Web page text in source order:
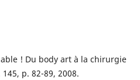
! Du body art à la chirurgie
p. 82-89, 2008.